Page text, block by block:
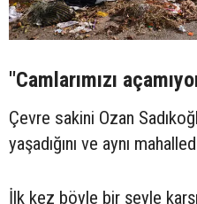
"Camlarımızı
Çevre sakini Ozan
yaşadığını ve aynı
İlk kez böyle bir şeyle